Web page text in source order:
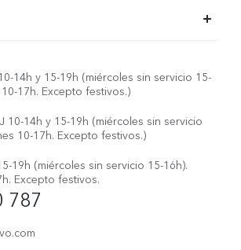
de vivo
14h y 15-19h (miércoles sin servicio 15-
17h. Excepto festivos.)
10-14h y 15-19h (miércoles sin servicio
10-17h. Excepto festivos.)
19h (miércoles sin servicio 15-16h).
Excepto festivos.
787